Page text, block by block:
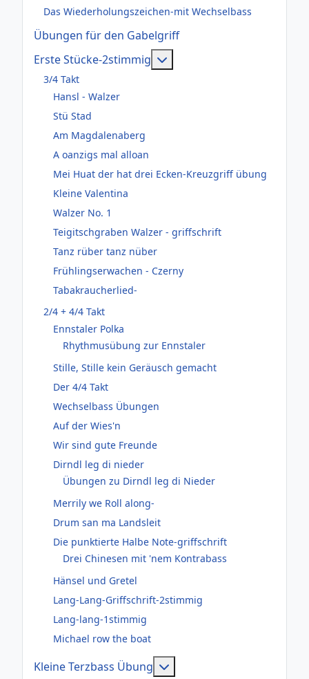
Das Wiederholungszeichen-mit Wechselbass
Übungen für den Gabelgriff
Erste Stücke-2stimmig
3/4 Takt
Hansl - Walzer
Stü Stad
Am Magdalenaberg
A oanzigs mal alloan
Mei Huat der hat drei Ecken-Kreuzgriff übung
Kleine Valentina
Walzer No. 1
Teigitschgraben Walzer - griffschrift
Tanz rüber tanz nüber
Frühlingserwachen - Czerny
Tabakraucherlied-
2/4 + 4/4 Takt
Ennstaler Polka
Rhythmusübung zur Ennstaler
Stille, Stille kein Geräusch gemacht
Der 4/4 Takt
Wechselbass Übungen
Auf der Wies'n
Wir sind gute Freunde
Dirndl leg di nieder
Übungen zu Dirndl leg di Nieder
Merrily we Roll along-
Drum san ma Landsleit
Die punktierte Halbe Note-griffschrift
Drei Chinesen mit 'nem Kontrabass
Hänsel und Gretel
Lang-Lang-Griffschrift-2stimmig
Lang-lang-1stimmig
Michael row the boat
Kleine Terzbass Übung